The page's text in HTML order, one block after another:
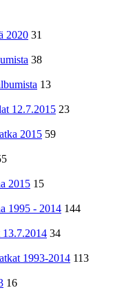
2020 31
38
13
12.7.2015 23
2015 59
2015 15
1995 - 2014 144
34
1993-2014 113
16